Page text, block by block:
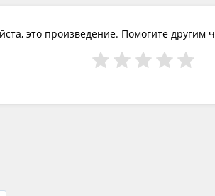
это произведение. Помогите другим